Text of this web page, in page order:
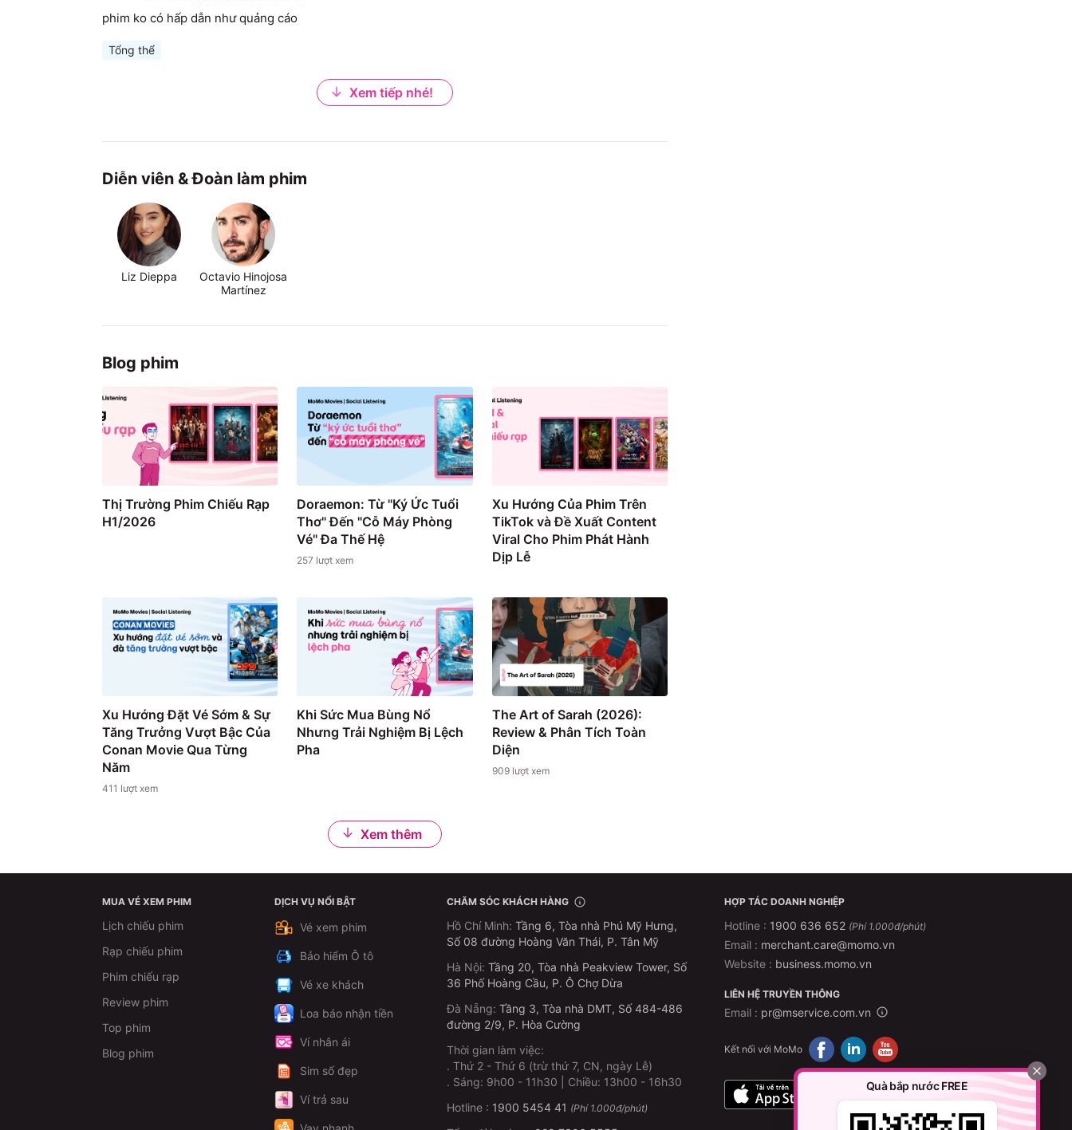
phim ko có hấp dẫn như quảng cáo
Tổng thể
Xem tiếp nhé!
Diễn viên & Đoàn làm phim
Liz Dieppa
Octavio Hinojosa
Martínez
Blog phim
Thị Trường Phim Chiếu Rạp
H1/2026
Doraemon: Từ "Ký Ức Tuổi
Thơ" Đến "Cỗ Máy Phòng
Vé" Đa Thế Hệ
257 lượt xem
Xu Hướng Của Phim Trên
TikTok và Đề Xuất Content
Viral Cho Phim Phát Hành
Dịp Lễ
Xu Hướng Đặt Vé Sớm & Sự
Tăng Trưởng Vượt Bậc Của
Conan Movie Qua Từng
Năm
411 lượt xem
Khi Sức Mua Bùng Nổ
Nhưng Trải Nghiệm Bị Lệch
Pha
The Art of Sarah (2026):
Review & Phân Tích Toàn
Diện
909lượt xem
Xem thêm
MUA VÉ XEM PHIM
Lịch chiếu phim
Rạp chiếu phim
Phim chiếu rạp
Review phim
Top phim
Blog phim
DỊCH VỤ NỔI BẬT
Vé xem phim
Bảo hiểm Ô tô
Vé xe khách
Loa báo nhận tiền
Ví nhân ái
Sim số đẹp
Ví trả sau
CHĂM SÓC KHÁCH HÀNG
Hồ Chí Minh: Tầng 6, Tòa nhà Phú Mỹ Hưng,
Số 08 đường Hoàng Văn Thái, P. Tân Mỹ
Hà Nội: Tầng 20, Tòa nhà Peakview Tower, Số
36 Phố Hoàng Cầu, P. Ô Chợ Dừa
Đà Nẵng: Tầng 3, Tòa nhà DMT, Số 484-486
đường 2/9, P. Hòa Cường
Thời gian làm việc:
. Thứ 2 - Thứ 6 (trừ thứ 7, CN, ngày Lễ)
. Sáng: 9h00 - 11h30 | Chiều: 13h00 - 16h30
Hotline : 1900 5454 41 (Phí 1.000đ/phút)
HỢP TÁC DOANH NGHIỆP
Hotline : 1900 636 652 (Phí 1.000đ/phút)
Email : merchant.care@momo.vn
Website : business.momo.vn
LIÊN HỆ TRUYỀN THÔNG
Email : pr@mservice.com.vn
Kết nối với MoMo
Quà bắp nước FREE